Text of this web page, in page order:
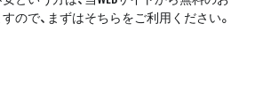
ので、まずはそちらをご利用ください。